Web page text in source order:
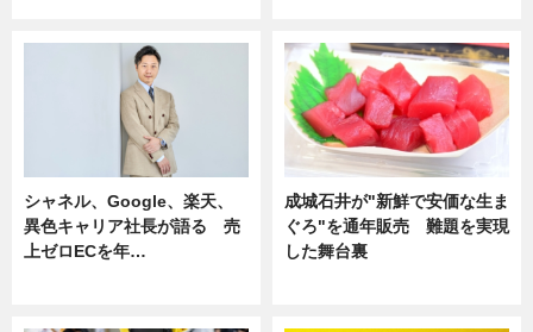
シャネル、Google、楽天、
異色キャリア社長が語る 売
上ゼロECを年…
成城石井が"新鮮で安価な生ま
ぐろ"を通年販売 難題を実現
した舞台裏